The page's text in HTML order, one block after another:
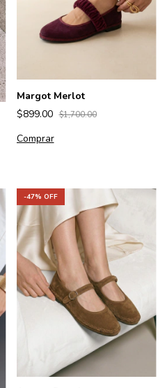
Margot Merlot
$899.00 $1,700.00
Comprar
-47% OFF